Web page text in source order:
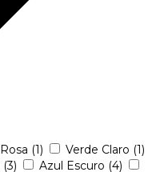
Rosa (1) Verde Claro (1)
(3) Azul Escuro (4)